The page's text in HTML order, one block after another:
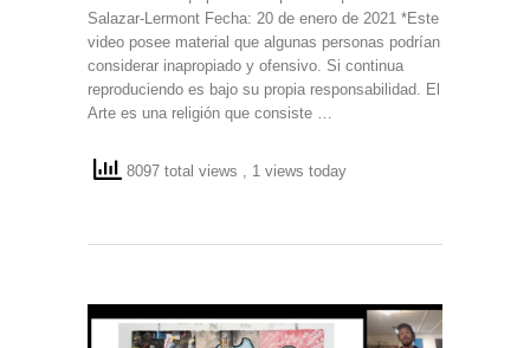
Salazar-Lermont Fecha: 20 de enero de 2021 *Este
video posee material que algunas personas podrían
considerar inapropiado y ofensivo. Si continua
reproduciendo es bajo su propia responsabilidad. El
Arte es una religión que consiste …
8097 total views , 1 views today